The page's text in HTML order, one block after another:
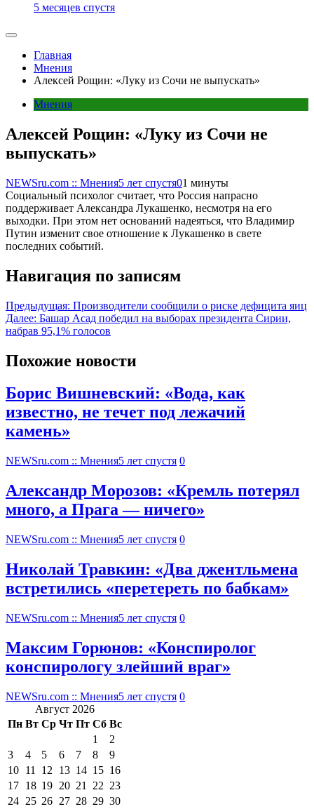
5 месяцев спустя
Главная
Мнения
Алексей Рощин: «Луку из Сочи не выпускать»
Мнения
Алексей Рощин: «Луку из Сочи не
выпускать»
NEWSru.com :: Мнения5 лет спустя01 минуты
Социальный психолог считает, что Россия напрасно
поддерживает Александра Лукашенко, несмотря на его
выходки. При этом нет оснований надеяться, что Владимир
Путин изменит свое отношение к Лукашенко в свете
последних событий.
Навигация по записям
Предыдущая: Производители сообщили о риске дефицита яиц
Далее: Башар Асад победил на выборах президента Сирии,
набрав 95,1% голосов
Похожие новости
Борис Вишневский: «Вода, как
известно, не течет под лежачий
камень»
NEWSru.com :: Мнения5 лет спустя 0
Александр Морозов: «Кремль потерял
много, а Прага — ничего»
NEWSru.com :: Мнения5 лет спустя 0
Николай Травкин: «Два джентльмена
встретились «перетереть по бабкам»
NEWSru.com :: Мнения5 лет спустя 0
Максим Горюнов: «Конспиролог
конспирологу злейший враг»
NEWSru.com :: Мнения5 лет спустя 0
Август 2026
Пн Вт Ср Чт Пт Сб Вс
1
2
3
4 5 6 7 8
9
10 11 12 13 14 15 16
17 18 19 20 21 22 23
24 25 26 27 28 29 30